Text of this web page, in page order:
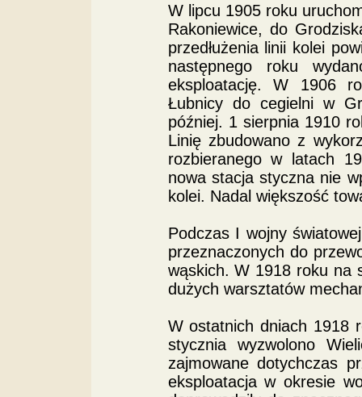
W lipcu 1905 roku
Rakoniewice, do
przedłużenia linii kolei
następnego roku
eksploatację. W 1906
Łubnicy do cegielni w
później. 1 sierpnia 1910
Linię zbudowano z
rozbieranego w latach
nowa stacja styczna nie
kolei. Nadal większość
Podczas I wojny
przeznaczonych do
wąskich. W 1918 roku na
dużych warsztatów
W ostatnich dniach 1918
stycznia wyzwolono
zajmowane dotychczas
eksploatacja w okresie